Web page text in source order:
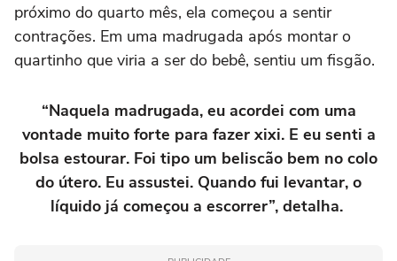
próximo do quarto mês, ela começou a sentir
contrações. Em uma madrugada após montar o
quartinho que viria a ser do bebê, sentiu um fisgão.
“Naquela madrugada, eu acordei com uma
vontade muito forte para fazer xixi. E eu senti a
bolsa estourar. Foi tipo um beliscão bem no colo
do útero. Eu assustei. Quando fui levantar, o
líquido já começou a escorrer”, detalha.